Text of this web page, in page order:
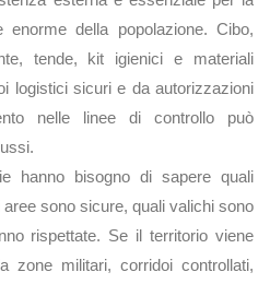
della popolazione. Cibo,
tende, kit igienici e materiali
logistici sicuri e da autorizzazioni
nelle linee di controllo può
hanno bisogno di sapere quali
sono sicure, quali valichi sono
rispettate. Se il territorio viene
zone militari, corridoi controllati,